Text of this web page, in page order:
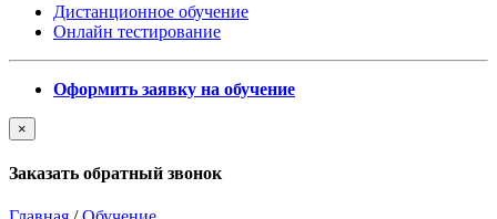
Дистанционное обучение
Онлайн тестирование
Оформить заявку на обучение
×
Заказать обратный звонок